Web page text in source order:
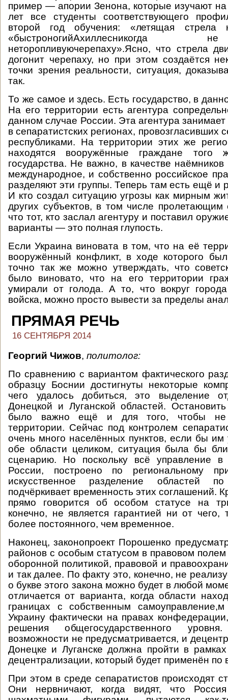
пример — апории Зенона, которые изучают
лет все студенты соответствующего
второй год обучения: «летящая стрела
неторопливуючерепаху».Ясно, что стрела
догонит черепаху, но при этом создаётся
точки зрения реальности, ситуация,
так.
То же самое и здесь. Есть государство, в
На его территории есть агентура
данном случае России. Эта агентура
в сепаратистских регионах, провозгласивших
республиками. На территории этих же
находятся вооружённые граждане того
государства. Не важно, в качестве
международное, и собственно российское
разделяют эти группы. Теперь там есть ещё и
И кто создал ситуацию угрозы как мирным
других субъектов, в том числе
что тот, кто заслал агентуру и поставил
варианты — это полная глупость.
Если Украина виновата в том, что на её
вооружённый конфликт, в ходе которого
точно так же можно утверждать, что
было виновато, что на его территории
умирали от голода. А то, что вокруг
войска, можно просто вывести за пределы
ПРЯМАЯ РЕЧЬ
16 СЕНТЯБРЯ 2014
Георгий Чижов, политолог:
По сравнению с вариантом фактического
образцу Боснии достигнуты некоторые
чего удалось добиться, это выделение
Донецкой и Луганской областей.
было важно ещё и для того, чтобы не
территории. Сейчас под контролем
очень много населённых пунктов, если бы им
обе области целиком, ситуация была бы
сценарию. Но поскольку всё управление
России, построено по региональному
искусственное разделение областей
подчёркивает временность этих соглашений.
прямо говорится об особом статусе на
конечно, не является гарантией ни от чего,
более постоянного, чем временное.
Наконец, законопроект Порошенко
районов с особым статусом в правовом
оборонной политикой, правовой и
и так далее. По факту это, конечно, не
о букве этого закона можно будет в любой
отличается от варианта, когда области
границах с собственным
Украину фактически на правах
решения общегосударственного
возможности не предусматривается, и
Донецке и Луганске должна пройти в
децентрализации, который будет применён по
При этом в среде сепаратистов происходят
Они нервничают, когда видят, что